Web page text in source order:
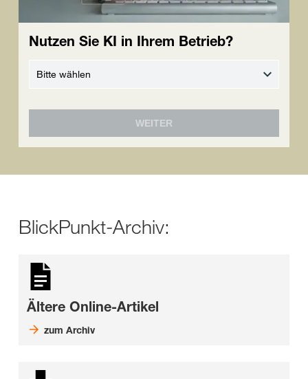
Nutzen Sie KI in Ihrem Betrieb?
WEITER
BlickPunkt-Archiv:
Ältere Online-Artikel
zum Archiv